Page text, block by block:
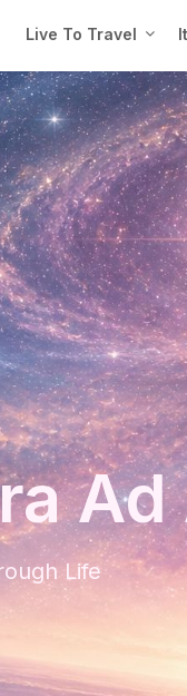
Live To Travel
Life